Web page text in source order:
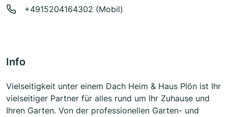
+4915204164302 (Mobil)
Info
Vielseitigkeit unter einem Dach Heim & Haus Plön ist Ihr
vielseitiger Partner für alles rund um Ihr Zuhause und
Ihren Garten. Von der professionellen Garten- und